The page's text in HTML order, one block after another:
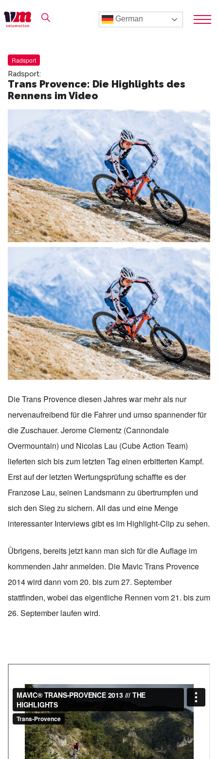
German
Radsport
Radsport:
Trans Provence: Die Highlights des
Rennens im Video
Die Trans Provence diesen Jahres war mehr als nur
nervenaufreibend für die Fahrer und umso spannender für
die Zuschauer. Jerome Clementz (Cannondale
Overmountain) und Nicolas Lau (Cube Action Team)
lieferten sich bis zum letzten Tag einen erbitterten Kampf.
Erst auf der letzten Wertungsprüfung schaffte es der
Franzose Lau, seinen Landsmann zu übertrumpfen und
sich den Sieg zu sichern. All das und eine Menge
interessanter Interviews gibt es im Highlight-Clip zu sehen.
Übrigens, bereits jetzt kann man sich für die Auflage im
kommenden Jahr anmelden. Die Mavic Trans Provence
2014 wird dann vom 20. bis zum 27. September
stattfinden, wobei das eigentliche Rennen vom 21. bis zum
26. September laufen wird.